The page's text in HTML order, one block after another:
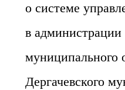
о системе
в администрации
муниципального
Дергачевского